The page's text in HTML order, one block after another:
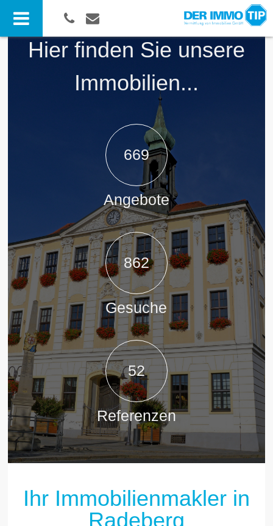
Hier finden Sie unsere
Immobilien...
669
Angebote
862
Gesuche
52
Referenzen
Ihr Immobilienmakler in
Radeberg